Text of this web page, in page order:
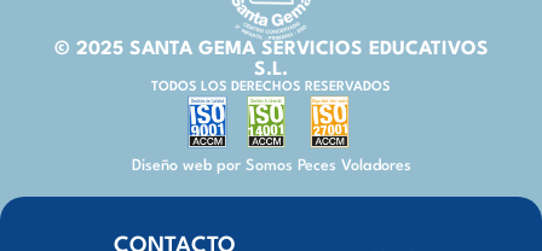
© 2025 SANTA GEMA SERVICIOS EDUCATIVOS
S.L.
TODOS LOS DERECHOS RESERVADOS
Diseño web por Somos Peces Voladores
CONTACTO